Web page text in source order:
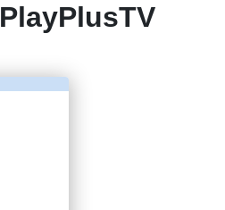
PlayPlusTV